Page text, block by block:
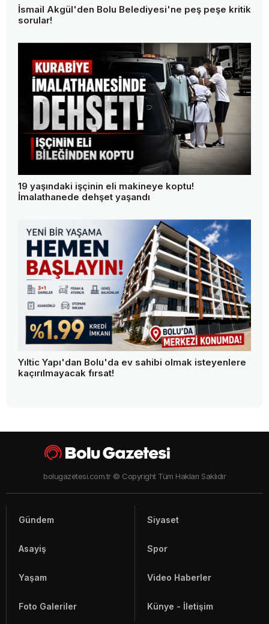
İsmail Akgül'den Bolu Belediyesi'ne peş peşe kritik
sorular!
19 yaşındaki işçinin eli makineye koptu!
İmalathanede dehşet yaşandı
Yıltic Yapı'dan Bolu'da ev sahibi olmak isteyenlere
kaçırılmayacak fırsat!
bolugazetesi.com.tr © Copyright Tüm Hakları Saklıdır
Gündem Siyaset
Asayiş Spor
Yaşam Video Haberler
Foto Galeriler Künye - İletişim